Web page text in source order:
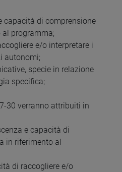
capacità di comprensione
programma;
e/o interpretare i
autonomi;
specie in relazione
specifica;
30 verranno attribuiti in
e capacità di
in riferimento al
di raccogliere e/o